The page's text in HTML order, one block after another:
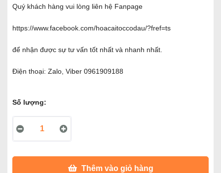
Quý khách hàng vui lòng liên hệ Fanpage
https://www.facebook.com/hoacaitoccodau/?fref=ts
để nhận được sự tư vấn tốt nhất và nhanh nhất.
Điện thoại: Zalo, Viber 0961909188
Số lượng:
Thêm vào giỏ hàng